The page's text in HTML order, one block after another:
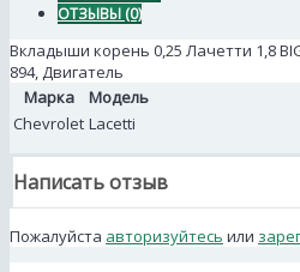
ОТЗЫВЫ (0)
Вкладыши корень 0,25 Лачетти 1,8
894, Двигатель
Марка
Модель
Chevrolet Lacetti
Написать отзыв
Пожалуйста авторизуйтесь или